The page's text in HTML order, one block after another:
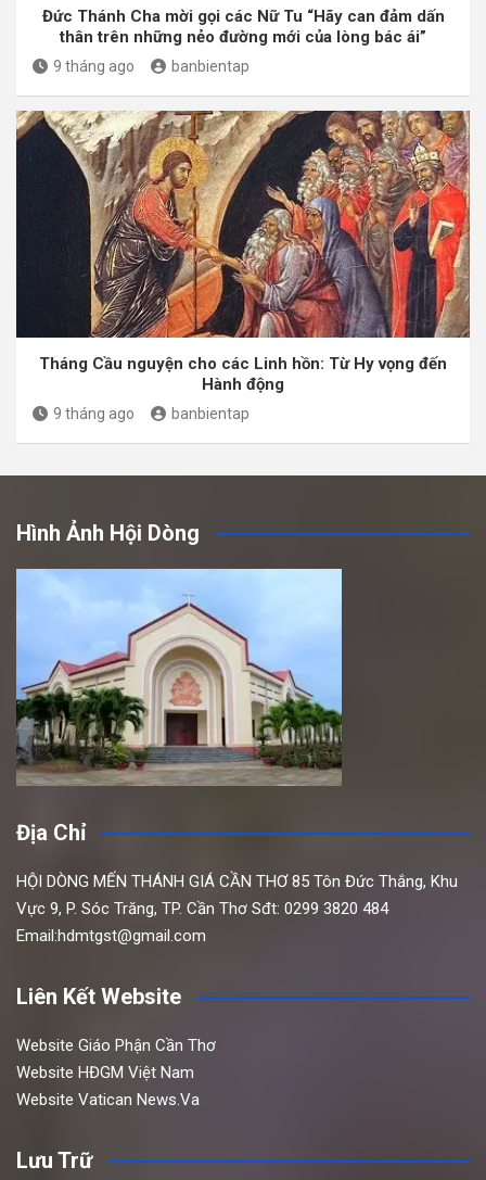
Đức Thánh Cha mời gọi các Nữ Tu “Hãy can đảm dấn
thân trên những nẻo đường mới của lòng bác ái”
9 tháng ago banbientap
Tháng Cầu nguyện cho các Linh hồn: Từ Hy vọng đến
Hành động
9 tháng ago banbientap
Hình Ảnh Hội Dòng
Địa Chỉ
HỘI DÒNG MẾN THÁNH GIÁ CẦN THƠ 85 Tôn Đức Thắng, Khu
Vực 9, P. Sóc Trăng, TP. Cần Thơ Sđt: 0299 3820 484
Email:hdmtgst@gmail.com
Liên Kết Website
Website Giáo Phận Cần Thơ
Website HĐGM Việt Nam
Website Vatican News.Va
Lưu Trữ